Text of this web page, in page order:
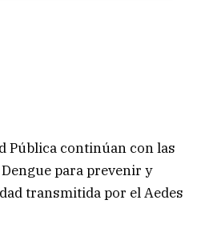
Pública continúan con las
para prevenir y
transmitida por el Aedes